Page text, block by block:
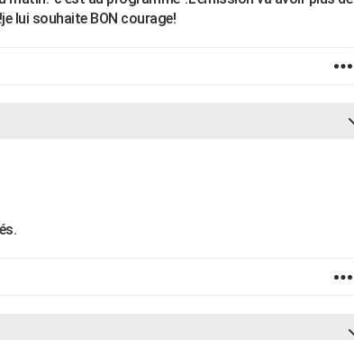
lui souhaite BON courage!